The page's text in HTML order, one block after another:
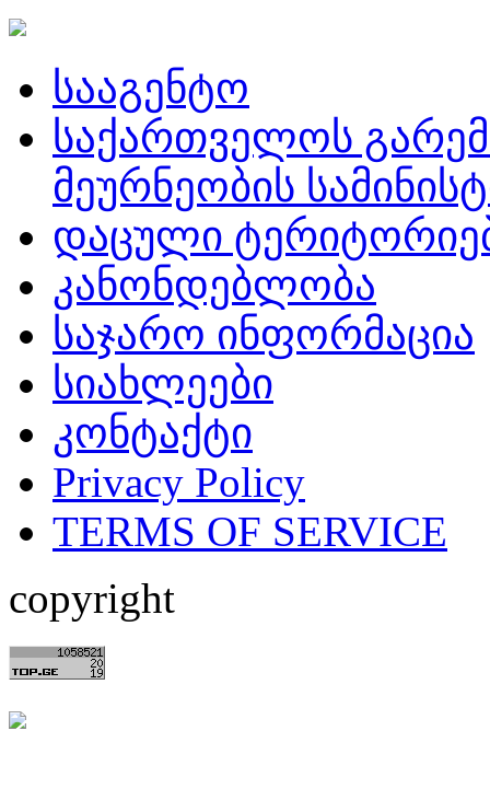
სააგენტო
საქართველოს
მეურნეობის
დაცული
კანონდებლობა
საჯარო ინფორმაცია
სიახლეები
კონტაქტი
Privacy Policy
TERMS OF SERVICE
copyright